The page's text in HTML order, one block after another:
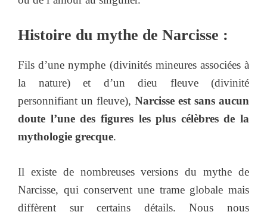
Histoire du mythe de Narcisse :
Fils d’une nymphe (divinités mineures associées à
la nature) et d’un dieu fleuve (divinité
personnifiant un fleuve), Narcisse est sans aucun
doute l’une des figures les plus célèbres de la
mythologie grecque.
Il existe de nombreuses versions du mythe de
Narcisse, qui conservent une trame globale mais
diffèrent sur certains détails. Nous nous